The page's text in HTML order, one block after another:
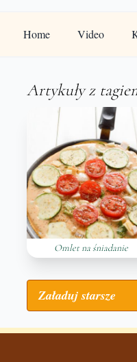
Home Video
Artykuły z
Omlet na śniadanie
Załaduj starsze